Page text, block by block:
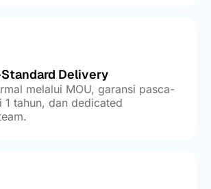
Delivery
melalui MOU, garansi pasca-
1 tahun, dan dedicated